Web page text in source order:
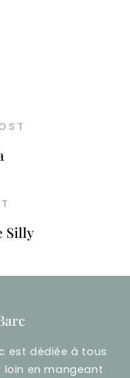
Silly
est dédiée à tous
loin en mangeant